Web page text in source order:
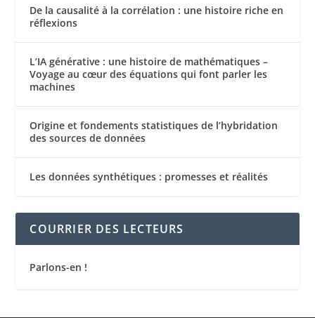
De la causalité à la corrélation : une histoire riche en
réflexions
L’IA générative : une histoire de mathématiques –
Voyage au cœur des équations qui font parler les
machines
Origine et fondements statistiques de l’hybridation
des sources de données
Les données synthétiques : promesses et réalités
COURRIER DES LECTEURS
Parlons-en !